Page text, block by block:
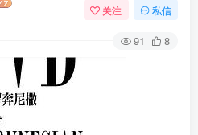
关注 私信
91 8